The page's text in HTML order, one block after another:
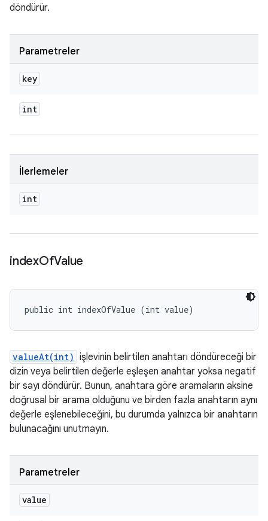
döndürür.
Parametreler
key
int
İlerlemeler
int
indexOfValue
public int indexOfValue (int value)
valueAt(int) işlevinin belirtilen anahtarı döndüreceği bir
dizin veya belirtilen değerle eşleşen anahtar yoksa negatif
bir sayı döndürür. Bunun, anahtara göre aramaların aksine
doğrusal bir arama olduğunu ve birden fazla anahtarın aynı
değerle eşlenebileceğini, bu durumda yalnızca bir anahtarın
bulunacağını unutmayın.
Parametreler
value